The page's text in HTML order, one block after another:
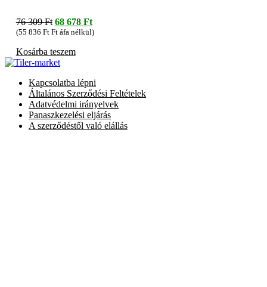
76 309Ft Original
price
76
309 Ft.
68 678 FtCurrent
price
(55 836 FtFt áfa nélkül)
Kosárba teszem
Kapcsolatba lépni
Általános Szerződési Feltételek
Adatvédelmi irányelvek
Panaszkezelési eljárás
A szerződéstől való elállás